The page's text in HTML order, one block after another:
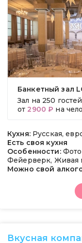
Банкетный зал
Зал на 250 гостей
от 2900 ₽ на
Кухня: Русская,
Есть своя кухня
Особенности:
Фейерверк, Живая
Можно свой
Вкусная